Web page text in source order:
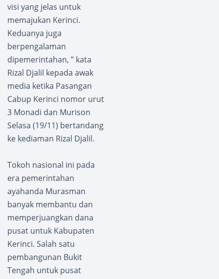
visi yang jelas untuk
memajukan Kerinci.
Keduanya juga
berpengalaman
dipemerintahan, ” kata
Rizal Djalil kepada awak
media ketika Pasangan
Cabup Kerinci nomor urut
3 Monadi dan Murison
Selasa (19/11) bertandang
ke kediaman Rizal Djalil.
Tokoh nasional ini pada
era pemerintahan
ayahanda Murasman
banyak membantu dan
memperjuangkan dana
pusat untuk Kabupaten
Kerinci. Salah satu
pembangunan Bukit
Tengah untuk pusat